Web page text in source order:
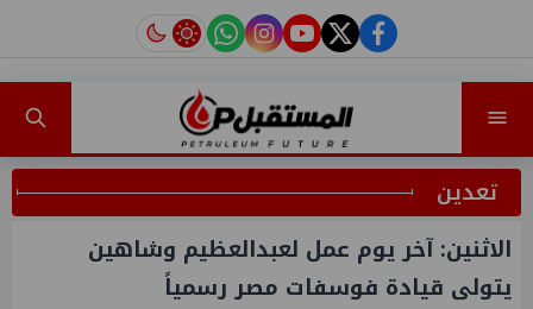
facebook
twitter
youtube
instagram
tiktok
تعدين
الاثنين: آخر يوم عمل لعبدالعظيم وشاهين
يتولى قيادة فوسفات مصر رسمياً